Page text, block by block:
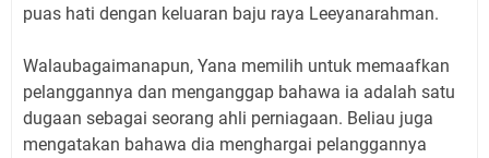
puas hati dengan keluaran baju raya Leeyanarahman.
Walaubagaimanapun, Yana memilih untuk memaafkan
pelanggannya dan menganggap bahawa ia adalah satu
dugaan sebagai seorang ahli perniagaan. Beliau juga
mengatakan bahawa dia menghargai pelanggannya